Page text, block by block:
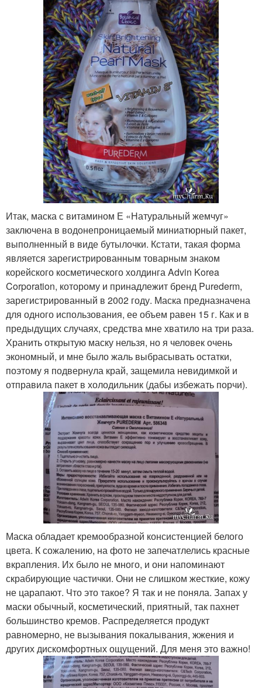
Итак, маска с витамином Е «Натуральный жемчуг»
заключена в водонепроницаемый миниатюрный пакет,
выполненный в виде бутылочки. Кстати, такая форма
является зарегистрированным товарным знаком
корейского косметического холдинга Advin Korea
Corporation, которому и принадлежит бренд Purederm,
зарегистрированный в 2002 году. Маска предназначена
для одного использования, ее объем равен 15 г. Как и в
предыдущих случаях, средства мне хватило на три раза.
Хранить открытую маску нельзя, но я человек очень
экономный, и мне было жаль выбрасывать остатки,
поэтому я подвернула край, защемила невидимкой и
отправила пакет в холодильник (дабы избежать порчи).
Маска обладает кремообразной консистенцией белого
цвета. К сожалению, на фото не запечатлелись красные
вкрапления. Их было не много, и они напоминают
скрабирующие частички. Они не слишком жесткие, кожу
не царапают. Что это такое? Я так и не поняла. Запах у
маски обычный, косметический, приятный, так пахнет
большинство кремов. Распределяется продукт
равномерно, не вызывания покалывания, жжения и
других дискомфортных ощущений. Для меня это важно!